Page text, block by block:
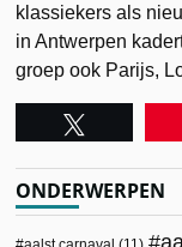
klassiekers als
in Antwerpen
groep ook Parijs,
ONDERWERPEN